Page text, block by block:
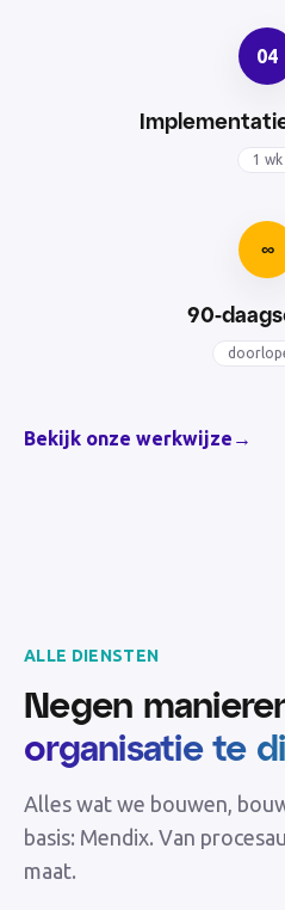
04
1 wk
∞
90-
Bekijk onze werkwijze →
ALLE DIENSTEN
Negen
organisatie te
Alles wat we bouwen,
basis: Mendix. Van
maat.